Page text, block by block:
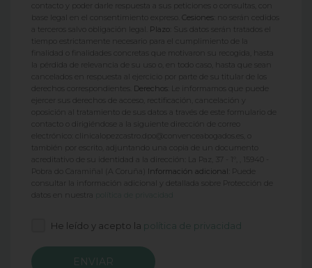
contacto y poder darle respuesta a sus peticiones o consultas, con
base legal en el consentimiento expreso. Cesiones:
no serán cedidos
a terceros salvo obligación legal. Plazo:
Sus datos serán tratados el
tiempo estrictamente necesario para el cumplimiento de la
finalidad o finalidades concretas que motivaron su recogida, hasta
la pérdida de relevancia de su uso o, en todo caso, hasta que sean
cancelados en respuesta al ejercicio por parte de su titular de los
derechos correspondientes. Derechos:
Le informamos que puede
ejercer sus derechos de acceso, rectificación, cancelación y
oposición al tratamiento de sus datos a través de este formulario de
contacto o dirigiéndose a la siguiente dirección de correo
electrónico: clinicalopezcastro.dpo@convenceabogados.es, o
también por escrito, adjuntando una copia de un documento
acreditativo de su identidad a la dirección: La Paz, 37 - 1º, , 15940 -
Pobra do Caramiñal (A Coruña) Información adicional: Puede
consultar la información adicional y detallada sobre Protección de
datos en nuestra
política de privacidad
He leído y acepto la política de privacidad